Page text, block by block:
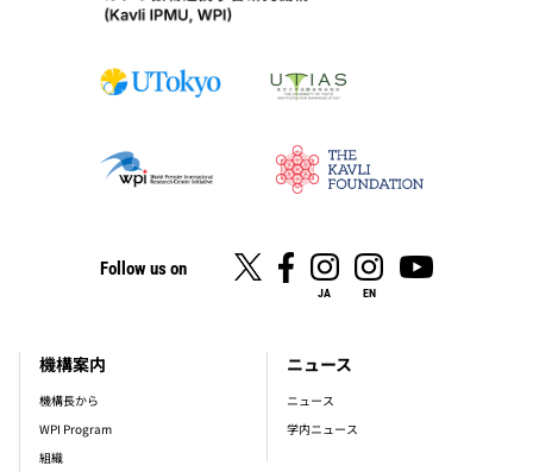
Follow us on
JA EN
footer_main_menu
機構案内
機構長から
WPI Program
組織
ニュース
ニュース
学内ニュース